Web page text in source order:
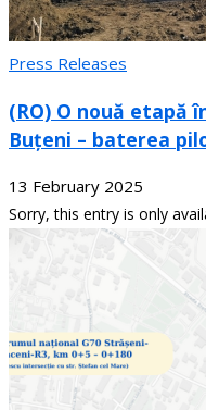
Press Releases
(RO) O nouă etapă
Buțeni – baterea
13 February 2025
Sorry, this entry is only